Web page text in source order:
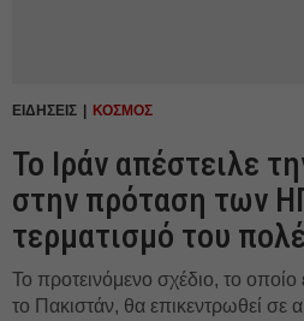
ΕΙΔΗΣΕΙΣ ΚΟΣΜΟΣ
Το Ιράν απέστειλε
στην πρόταση των
τερματισμό του
Το προτεινόμενο σχέδιο, το
το Πακιστάν, θα επικεντρωθεί σε